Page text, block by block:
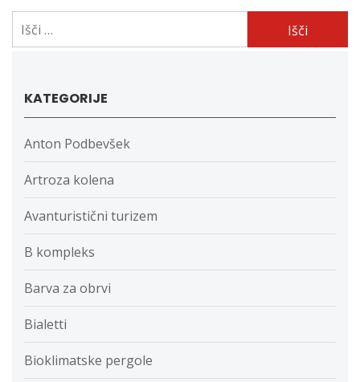
Išči:
KATEGORIJE
Anton Podbevšek
Artroza kolena
Avanturistični turizem
B kompleks
Barva za obrvi
Bialetti
Bioklimatske pergole